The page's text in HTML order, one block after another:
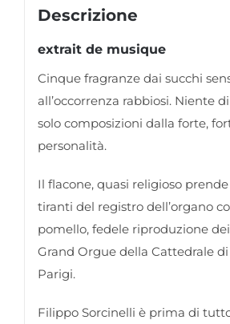
Descrizione
extrait de musique
Cinque fragranze dai succhi
all’occorrenza rabbiosi. Niente
solo composizioni dalla forte,
personalità.
Il flacone, quasi religioso
tiranti del registro dell’organo
pomello, fedele riproduzione
Grand Orgue della Cattedrale
Parigi.
Filippo Sorcinelli è prima di